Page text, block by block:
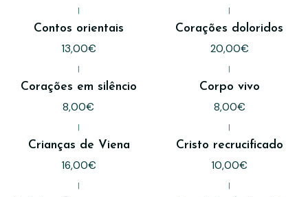
|
Contos orientais
13,00€
|
Corações doloridos
20,00€
|
Corações em silêncio
8,00€
|
Corpo vivo
8,00€
|
Crianças de Viena
16,00€
|
Cristo recrucificado
10,00€
| |